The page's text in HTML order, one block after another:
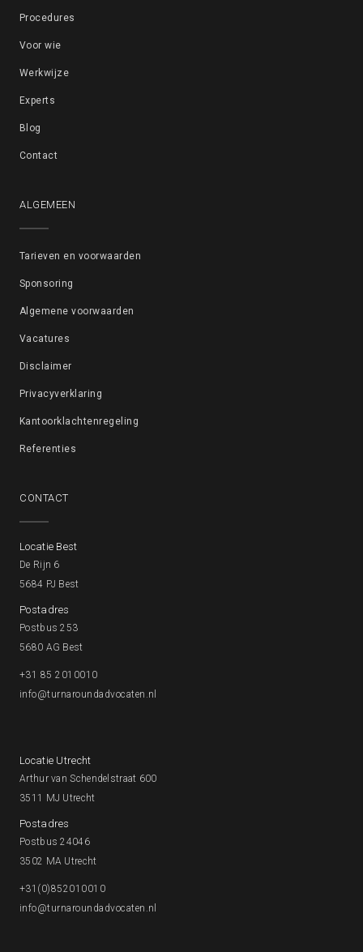
Procedures
Voor wie
Werkwijze
Experts
Blog
Contact
ALGEMEEN
Tarieven en voorwaarden
Sponsoring
Algemene voorwaarden
Vacatures
Disclaimer
Privacyverklaring
Kantoorklachtenregeling
Referenties
CONTACT
Locatie Best
De Rijn 6
5684 PJ Best
Postadres
Postbus 253
5680 AG Best
+31 85 2010010
info@turnaroundadvocaten.nl
Locatie Utrecht
Arthur van Schendelstraat 600
3511 MJ Utrecht
Postadres
Postbus 24046
3502 MA Utrecht
+31(0)852010010
info@turnaroundadvocaten.nl